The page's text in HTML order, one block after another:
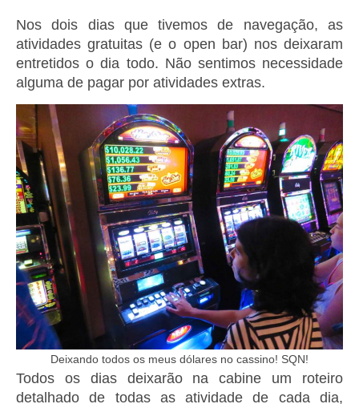
Nos dois dias que tivemos de navegação, as
atividades gratuitas (e o open bar) nos deixaram
entretidos o dia todo. Não sentimos necessidade
alguma de pagar por atividades extras.
Deixando todos os meus dólares no cassino! SQN!
Todos os dias deixarão na cabine um roteiro
detalhado de todas as atividade de cada dia,